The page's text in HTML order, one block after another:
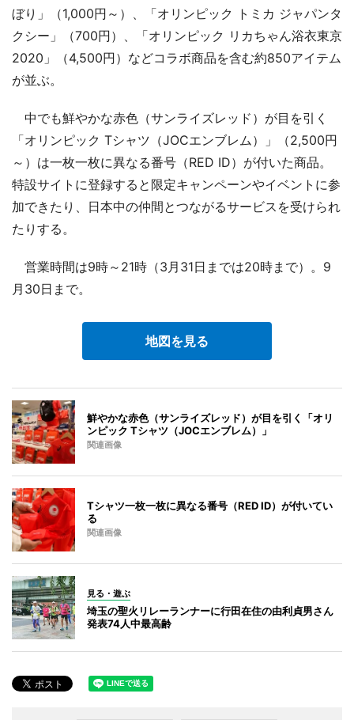
ぼり」（1,000円～）、「オリンピック トミカ ジャパンタ
クシー」（700円）、「オリンピック リカちゃん浴衣東京
2020」（4,500円）などコラボ商品を含む約850アイテム
が並ぶ。
中でも鮮やかな赤色（サンライズレッド）が目を引く
「オリンピック Tシャツ（JOCエンブレム）」（2,500円
～）は一枚一枚に異なる番号（RED ID）が付いた商品。
特設サイトに登録すると限定キャンペーンやイベントに参
加できたり、日本中の仲間とつながるサービスを受けられ
たりする。
営業時間は9時～21時（3月31日までは20時まで）。9
月30日まで。
地図を見る
鮮やかな赤色（サンライズレッド）が目を引く「オリ
ンピック Tシャツ（JOCエンブレム）」
関連画像
Tシャツ一枚一枚に異なる番号（RED ID）が付いてい
る
関連画像
見る・遊ぶ
埼玉の聖火リレーランナーに行田在住の由利貞男さん
発表74人中最高齢